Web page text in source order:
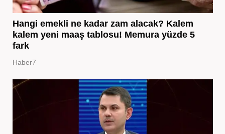
Hangi emekli ne kadar zam alacak? Kalem
kalem yeni maaş tablosu! Memura yüzde 5
fark
Haber7